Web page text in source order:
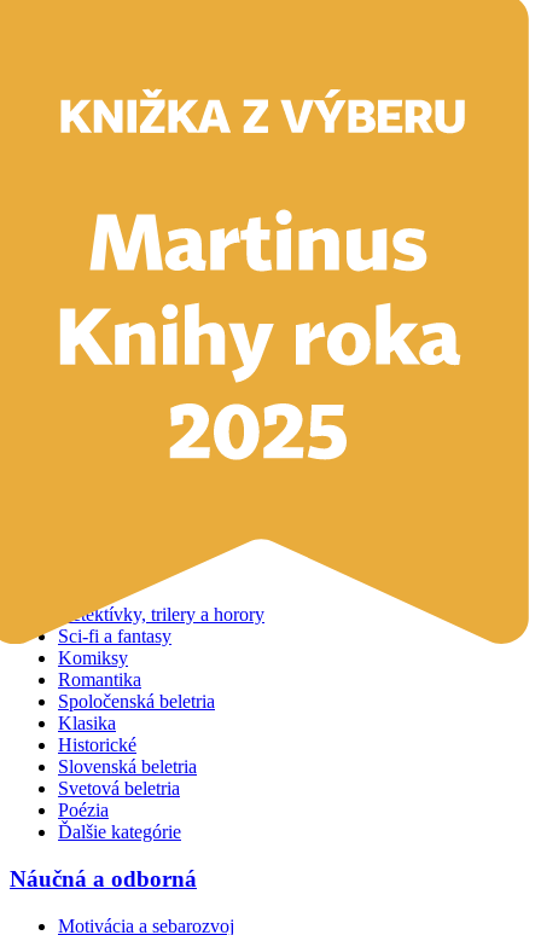
Vyhľadávanie
Vyhľadávanie
Detektívky, trilery a horory
Sci-fi a fantasy
Komiksy
Romantika
Spoločenská beletria
Klasika
Historické
Slovenská beletria
Svetová beletria
Poézia
Ďalšie kategórie
Náučná a odborná
Motivácia a sebarozvoj